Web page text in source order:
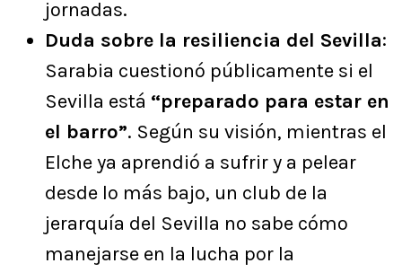
jornadas.
Duda sobre la resiliencia del Sevilla:
Sarabia cuestionó públicamente si el
Sevilla está “preparado para estar en
el barro”. Según su visión, mientras el
Elche ya aprendió a sufrir y a pelear
desde lo más bajo, un club de la
jerarquía del Sevilla no sabe cómo
manejarse en la lucha por la